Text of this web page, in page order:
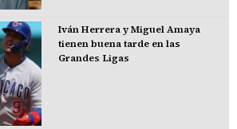
Iván Herrera y Miguel Amaya
tienen buena tarde en las
Grandes Ligas